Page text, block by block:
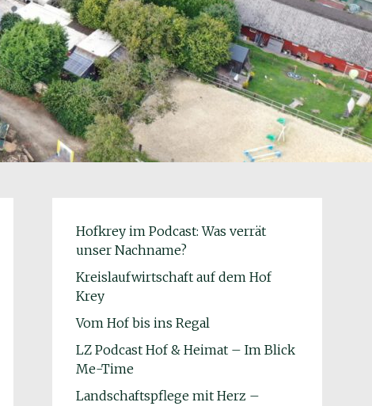
Hofkrey im Podcast: Was verrät
unser Nachname?
Kreislaufwirtschaft auf dem Hof
Krey
Vom Hof bis ins Regal
LZ Podcast Hof & Heimat – Im Blick
Me-Time
Landschaftspflege mit Herz –